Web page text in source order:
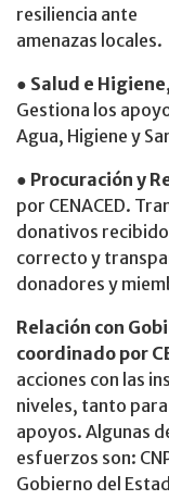
resiliencia ante
amenazas locales.
● Salud e Higiene,
Gestiona los
Agua, Higiene y
● Procuración y
por CENACED.
donativos
correcto y
donadores y
Relación con
coordinado por
acciones con las
niveles, tanto
apoyos. Algunas
esfuerzos son:
Gobierno del